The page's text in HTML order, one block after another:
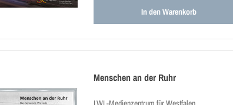
In denWarenkorb
Menschen an der Ruhr